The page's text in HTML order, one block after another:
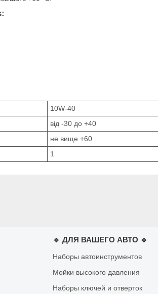
10W-40
від -30 до +40
не вище +60
1
🔹 ДЛЯ ВАШЕГО АВТО 🔹
Наборы автоинструментов
Мойки высокого давления
Наборы ключей и отверток